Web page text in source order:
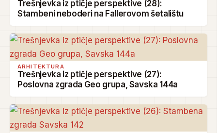
Trešnjevka iz ptičje perspektive (28):
Stambeni neboderi na Fallerovom šetalištu
ARHITEKTURA
Trešnjevka iz ptičje perspektive (27):
Poslovna zgrada Geo grupa, Savska 144a